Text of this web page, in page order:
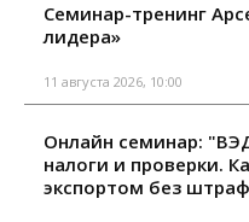
Семинар-тренинг
лидера»
11 августа 2026, 10:00
Онлайн семинар:
налоги и проверки.
экспортом без